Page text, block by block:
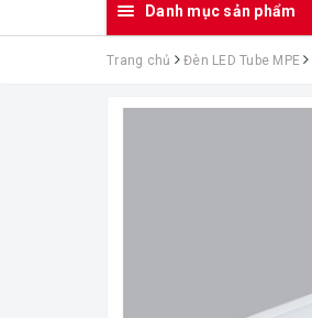
Danh mục sản phẩm
Trang chủ Đèn LED Tube MPE